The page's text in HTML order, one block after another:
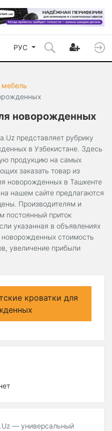
РУС
мебель
новорожденных
представляет рубрику
в Узбекистане. Здесь
продукцию на самых
заказать товар из
новорожденных в Ташкенте
нашем сайте предлагаются
Производителям и
постоянный приток
указанная в объявлениях
новорожденных стоимость
увеличение прибыли
кроватки для
— универсальный